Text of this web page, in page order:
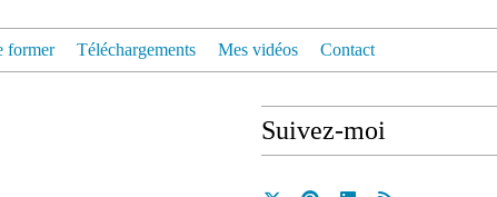
former Téléchargements Mes vidéos Contact
Suivez-moi